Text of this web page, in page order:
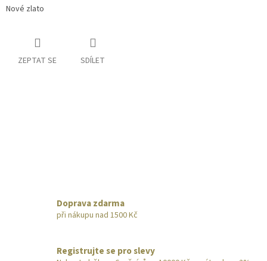
Nové zlato
ZEPTAT SE SDÍLET
Doprava zdarma
při nákupu nad 1500 Kč
Registrujte se pro slevy